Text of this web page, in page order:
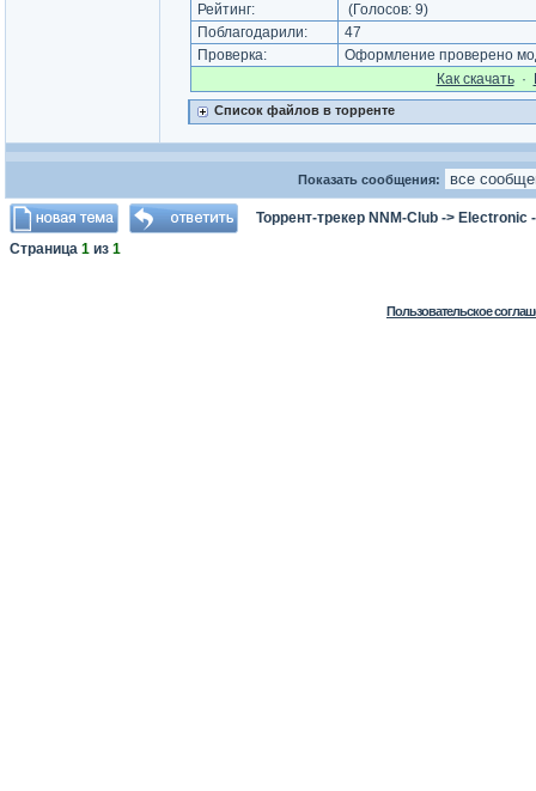
Рейтинг: (Голосов: 9)
Поблагодарили:
47
Проверка:
Оформление проверено
Как cкачать·
Список файлов в торренте
Показать сообщения:
Торрент-трекер NNM-Club -> Electronic
Страница 1 из 1
Пользовательское